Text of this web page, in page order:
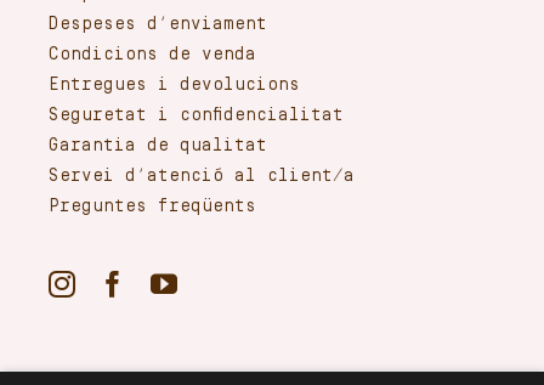
Despeses d’enviament
Condicions de venda
Entregues i devolucions
Seguretat i confidencialitat
Garantia de qualitat
Servei d’atenció al client/a
Preguntes freqüents